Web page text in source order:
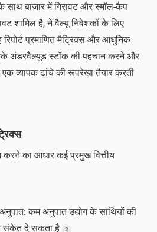
साथ बाजार में गिरावट और स्मॉल-कैप
शामिल है, ने वैल्यू निवेशकों के लिए
रिपोर्ट प्रमाणित मैट्रिक्स और आधुनिक
अंडरवैल्यूड स्टॉक की पहचान करने और
व्यापक ढांचे की रूपरेखा तैयार करती
का आधार कई प्रमुख वित्तीय
कम अनुपात उद्योग के साथियों की
संकेत दे सकता है
2